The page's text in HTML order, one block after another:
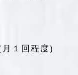
１回程度)